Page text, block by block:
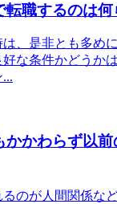
職するのは
、是非とも多め
な条件かどうか
かわらず以
のが人間関係な